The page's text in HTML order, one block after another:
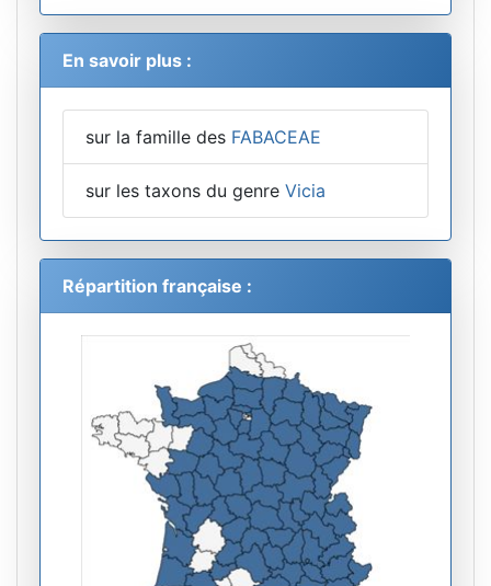
En savoir plus :
sur la famille des FABACEAE
sur les taxons du genre Vicia
Répartition française :